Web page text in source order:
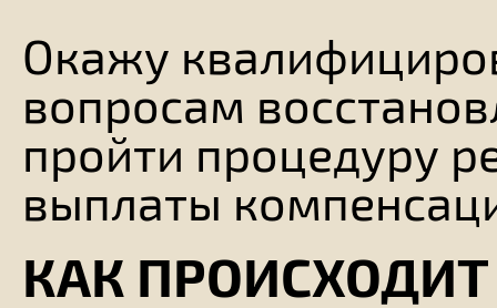
Окажу
вопросам
пройти процедуру
выплаты
КАК